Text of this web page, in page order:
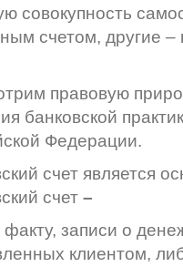
совокупность
счетом, другие
правовую
банковской
Федерации.
счет является
счет –
факту, записи о
клиентом,